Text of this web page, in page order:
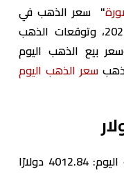
" سعر الذهب في
بداية تعاملات اليوم الأربعاء 1-7-2026، وتوقعات الذهب
بيع الذهب اليوم
سعر الذهب اليوم
سجل سعر أوقية الذهب في البورصة اليوم: 4012.84 دولارًا